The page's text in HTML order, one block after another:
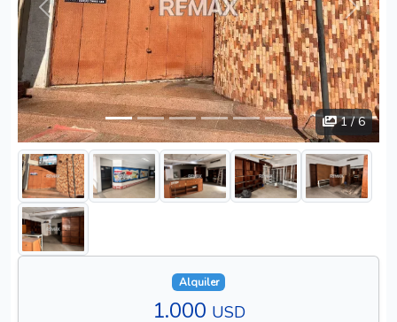
Anterior
1/ 6
Alquiler
1.000 USD